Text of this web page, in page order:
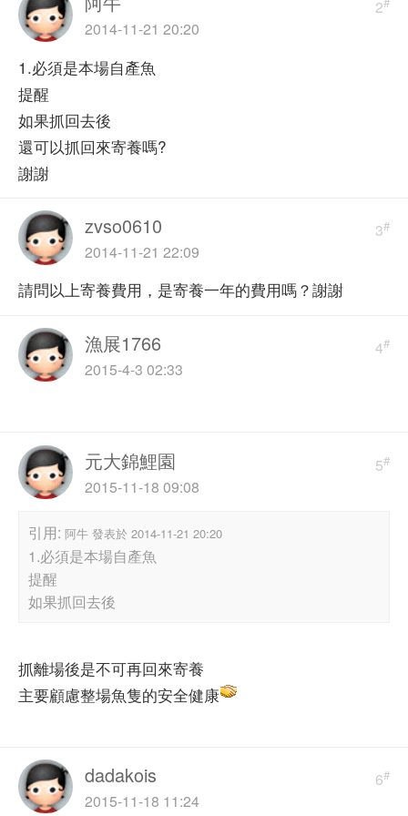
2
2014-11-21 20:20
1.必須是本場自產魚
提醒
如果抓回去後
還可以抓回來寄養嗎?
謝謝
3#
zvso0610
2014-11-21 22:09
請問以上寄養費用，是寄養一年的費用嗎？謝謝
4#
漁展1766
2015-4-3 02:33
5#
元大錦鯉園
2015-11-18 09:08
引用: 阿牛 發表於 2014-11-21 20:20
1.必須是本場自產魚
提醒
如果抓回去後
抓離場後是不可再回來寄養
主要顧慮整場魚隻的安全健康
6#
dadakois
2015-11-18 11:24